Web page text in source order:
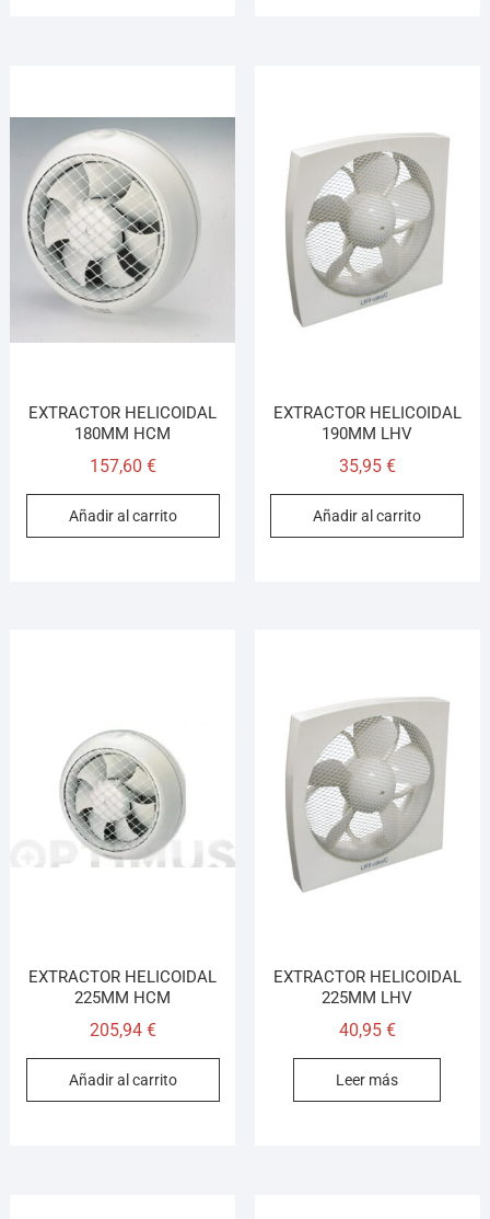
EXTRACTOR HELICOIDAL
180MM HCM
157,60 €
Añadir al carrito
EXTRACTOR HELICOIDAL
190MM LHV
35,95 €
Añadir al carrito
EXTRACTOR HELICOIDAL
225MM HCM
205,94 €
Añadir al carrito
EXTRACTOR HELICOIDAL
225MM LHV
40,95 €
Leer más